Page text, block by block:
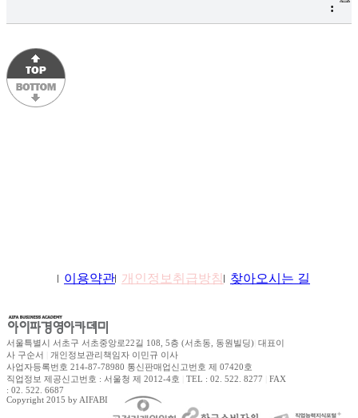
:
이용약관 개인정보취급방침 찾아오시는 길
서울특별시 서초구 서초중앙로22길 108, 5층 (서초동, 동원빌딩) 대표이
사 구순서
개인정보관리책임자 이민규 이사
사업자등록번호 214-87-78980 통신판매업신고번호 제 07420호
직업정보 제공신고번호 : 서울청 제 2012-4호
TEL : 02. 522. 8277
FAX
: 02. 522. 6687
Copyright 2015 by AIFABIZ Corporation All right reserved